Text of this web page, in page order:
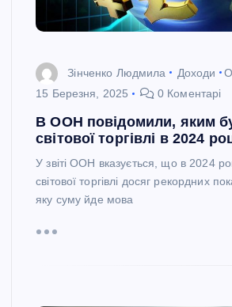
Зінченко Людмила Доходи
15 Березня, 2025
0 Коментарі
В ООН повідомили, яким
світової торгівлі в 2024
У звіті ООН вказується, що в 2024
світової торгівлі досяг рекордних
яку суму йде мова